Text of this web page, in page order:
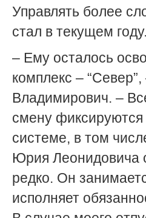
Управлять более
стал в текущем году.
– Ему осталось
комплекс –
Владимирович. –
смену
системе, в том
Юрия Леонидовича
редко. Он
исполняет